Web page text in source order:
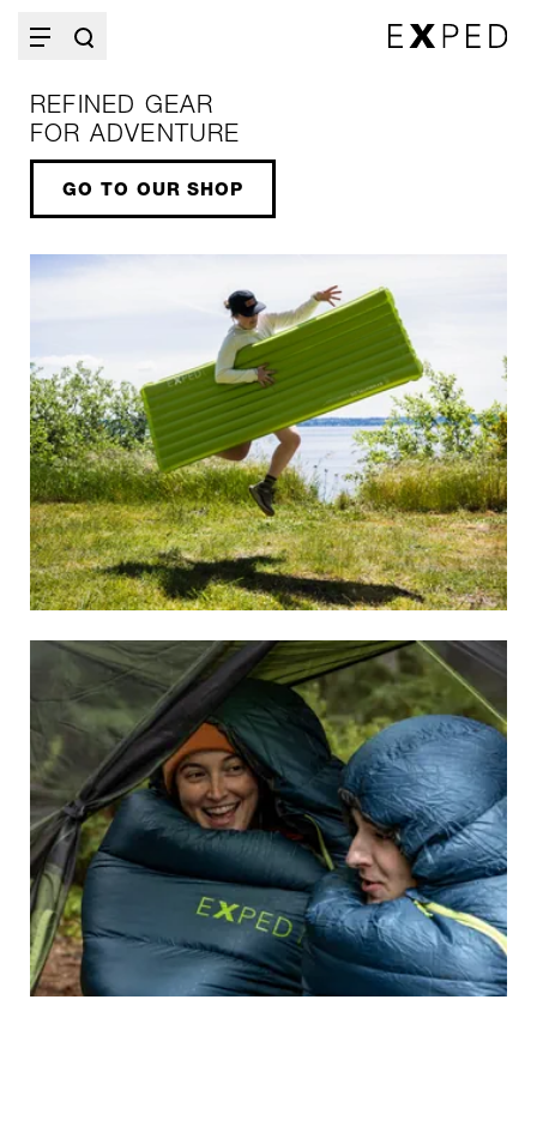
REFINED GEAR
FOR ADVENTURE
GO TO OUR SHOP
SCHLAFMATTEN